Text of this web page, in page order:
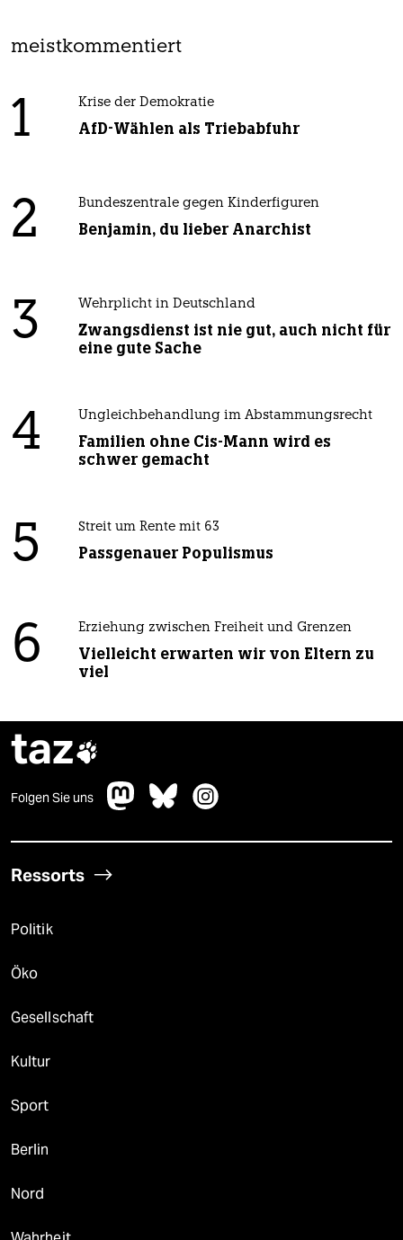
meistkommentiert
1 Krise der Demokratie
AfD-Wählen als Triebabfuhr
2 Bundeszentrale gegen Kinderfiguren
Benjamin, du lieber Anarchist
3 Wehrplicht in Deutschland
Zwangsdienst ist nie gut, auch nicht für
eine gute Sache
4 Ungleichbehandlung im Abstammungsrecht
Familien ohne Cis-Mann wird es
schwer gemacht
5 Streit um Rente mit 63
Passgenauer Populismus
6 Erziehung zwischen Freiheit und Grenzen
Vielleicht erwarten wir von Eltern zu
viel
taz
Folgen Sie uns
Ressorts
Politik
Öko
Gesellschaft
Kultur
Sport
Berlin
Nord